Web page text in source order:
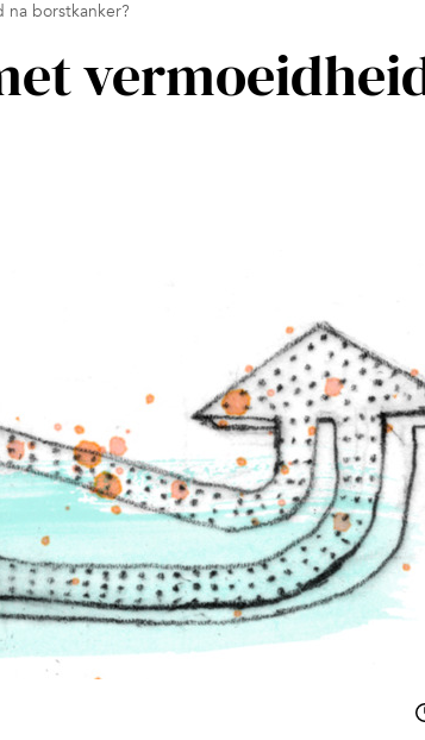
na borstkanker?